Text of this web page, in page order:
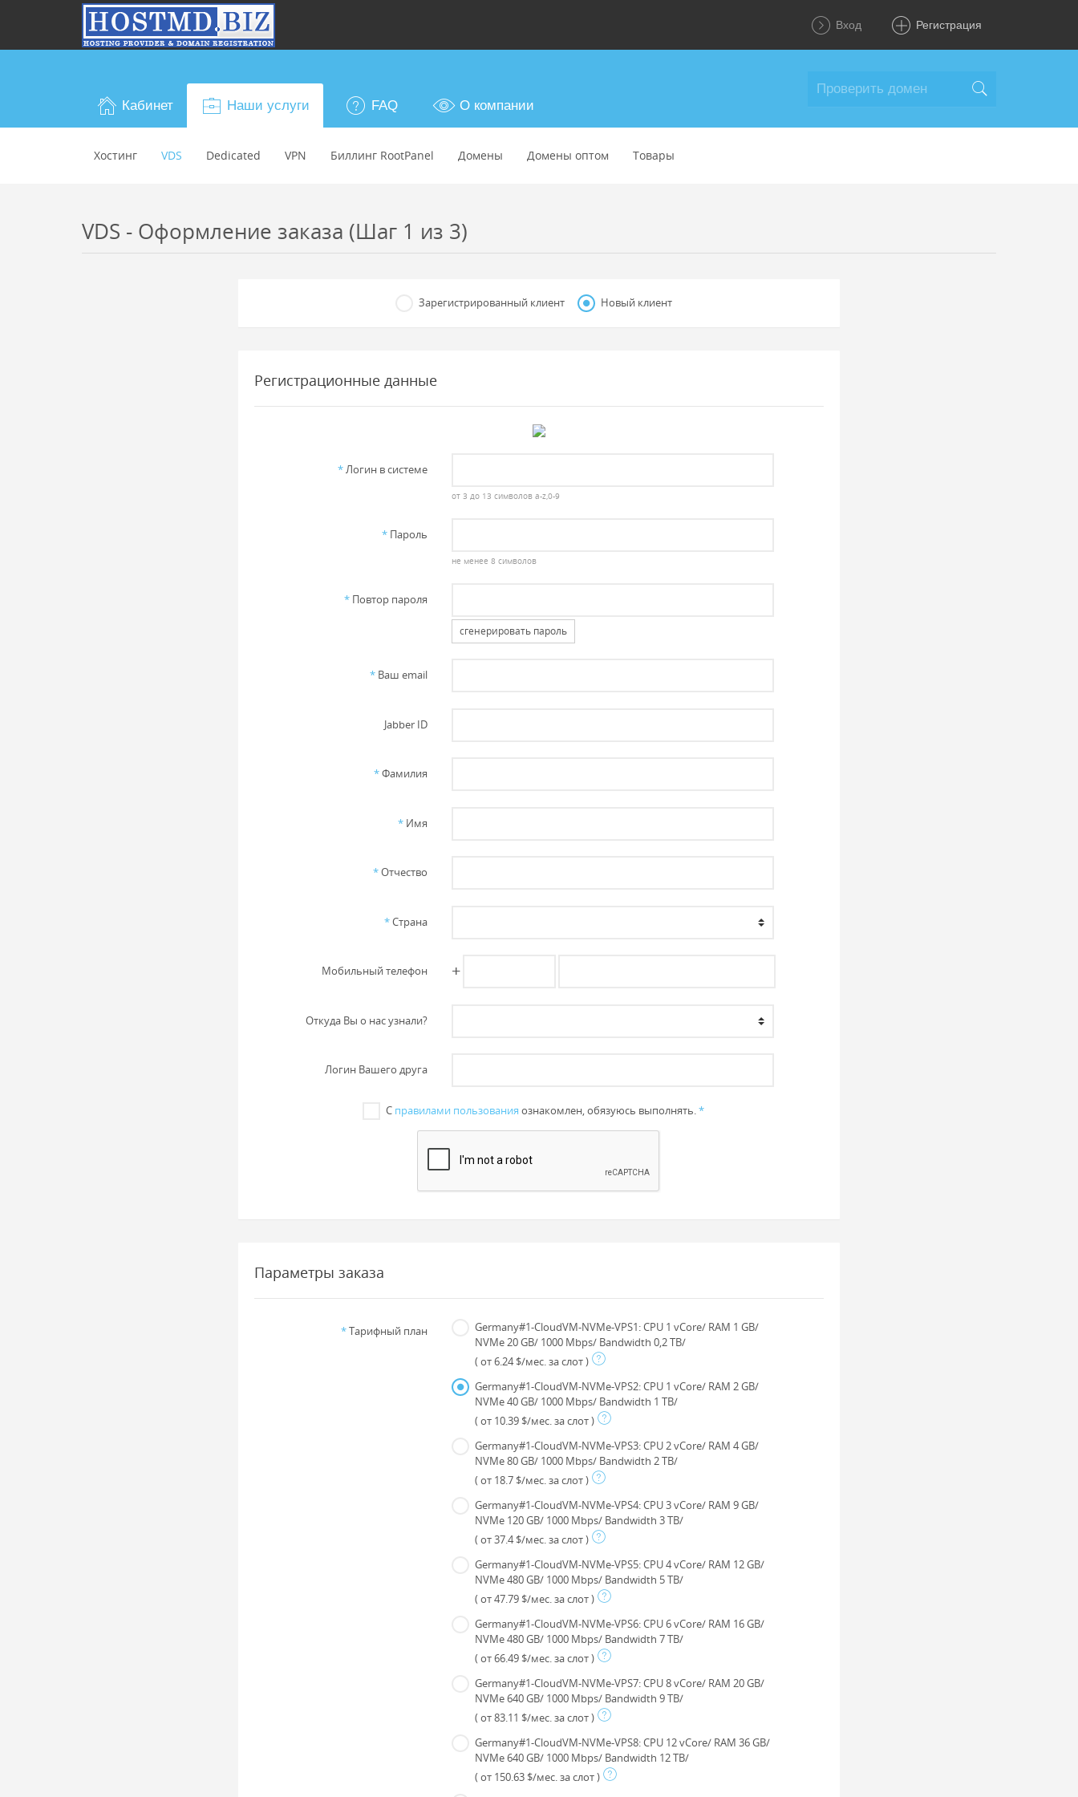
Вход Регистрация
Кабинет Наши услуги
Хостинг VDS Dedicated VPN Биллинг RootPanel Домены Домены оптом Товары
FAQ О компании
VDS - Оформление заказа (Шаг 1 из 3)
Зарегистрированный клиент Новый клиент
Регистрационные данные
*Логин в системе
от 3 до 13 символов a-z,0-9
* Пароль
не менее 8 символов
* Повтор пароля
сгенерировать пароль
* Ваш email
Jabber ID
*Фамилия
* Имя
*Отчество
*Страна
Мобильный телефон +
Откуда Вы о нас узнали?
Логин Вашего друга
С правилами пользования ознакомлен, обязуюсь выполнять.*
Параметры заказа
*Тарифный план
Germany#1-CloudVM-NVMe-VPS1: CPU 1 vCore/ RAM 1 GB/
NVMe 20 GB/ 1000 Mbps/ Bandwidth 0,2 TB/
( от 6.24 $/мес. за слот )
Germany#1-CloudVM-NVMe-VPS2: CPU 1 vCore/ RAM 2 GB/
NVMe 40 GB/ 1000 Mbps/ Bandwidth 1 TB/
( от 10.39 $/мес. за слот )
Germany#1-CloudVM-NVMe-VPS3: CPU 2 vCore/ RAM 4 GB/
NVMe 80 GB/ 1000 Mbps/ Bandwidth 2 TB/
( от 18.7 $/мес. за слот )
Germany#1-CloudVM-NVMe-VPS4: CPU 3 vCore/ RAM 9 GB/
NVMe 120 GB/ 1000 Mbps/ Bandwidth 3 TB/
( от 37.4 $/мес. за слот )
Germany#1-CloudVM-NVMe-VPS5: CPU 4 vCore/ RAM 12 GB/
NVMe 480 GB/ 1000 Mbps/ Bandwidth 5 TB/
( от 47.79 $/мес. за слот )
Germany#1-CloudVM-NVMe-VPS6: CPU 6 vCore/ RAM 16 GB/
NVMe 480 GB/ 1000 Mbps/ Bandwidth 7 TB/
( от 66.49 $/мес. за слот )
Germany#1-CloudVM-NVMe-VPS7: CPU 8 vCore/ RAM 20 GB/
NVMe 640 GB/ 1000 Mbps/ Bandwidth 9 TB/
( от 83.11 $/мес. за слот )
Germany#1-CloudVM-NVMe-VPS8: CPU 12 vCore/ RAM 36 GB/
NVMe 640 GB/ 1000 Mbps/ Bandwidth 12 TB/
( от 150.63 $/мес. за слот )